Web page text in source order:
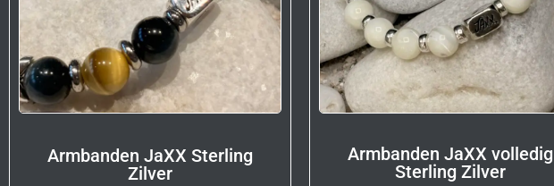
Armbanden JaXX Sterling
Zilver
Armbanden JaXX volledig
Sterling Zilver